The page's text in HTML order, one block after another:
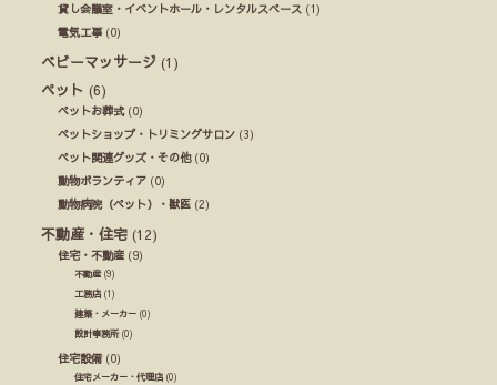
貸し会議室・イベントホール・レンタルスペース (1)
電気工事(0)
ベビーマッサージ (1)
ペット (6)
ペットお葬式(0)
ペットショップ・トリミングサロン (3)
ペット関連グッズ・その他(0)
動物ボランティア (0)
動物病院（ペット）・獣医 (2)
不動産・住宅 (12)
住宅・不動産 (9)
不動産 (9)
工務店 (1)
建築・メーカー (0)
設計事務所(0)
住宅設備(0)
住宅メーカー・代理店 (0)